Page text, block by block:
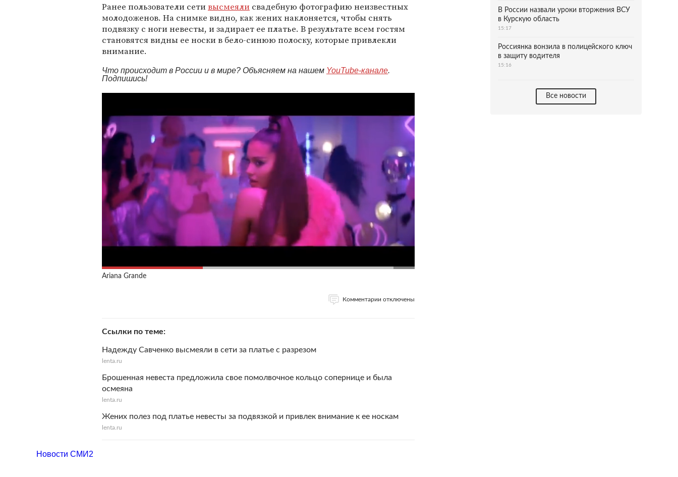
Ранее пользователи сетивысмеяли свадебную фотографию неизвестных
молодоженов. На снимке видно, как жених наклоняется, чтобы снять
подвязку с ноги невесты, и задирает ее платье. В результате всем гостям
становятся видны ее носки в бело-синюю полоску, которые привлекли
внимание.
Что происходит в России и в мире? Объясняем на нашем YouTube-канале.
Подпишись!
Ariana Grande
Комментарии отключены
Ссылки по теме
Надежду Савченко высмеяли в сети за платье с разрезом
lenta.ru
Брошенная невеста предложила свое помолвочное кольцо сопернице и была
осмеяна
lenta.ru
Жених полез под платье невесты за подвязкой и привлек внимание к ее носкам
lenta.ru
В России назвали уроки вторжения ВСУ
в Курскую область
15:17
Россиянка вонзила в полицейского ключ
в защиту водителя
15:16
Все новости
Новости СМИ2